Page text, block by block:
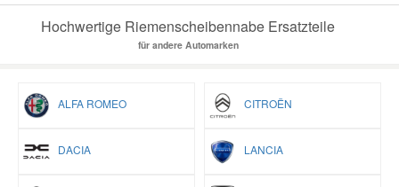
Hochwertige Riemenscheibennabe Ersatzteile
für andere Automarken
ALFA ROMEO CITROËN
DACIA LANCIA